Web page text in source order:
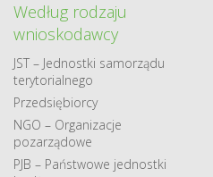
Według rodzaju
wnioskodawcy
JST – Jednostki samorządu
terytorialnego
Przedsiębiorcy
NGO – Organizacje
pozarządowe
PJB – Państwowe jednostki